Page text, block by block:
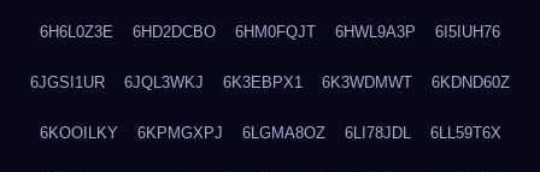
6H6L0Z3E 6HD2DCBO 6HM0FQJT 6HWL9A3P 6I5IUH76
6JGSI1UR 6JQL3WKJ 6K3EBPX1 6K3WDMWT 6KDND60Z
6KOOILKY 6KPMGXPJ 6LGMA8OZ 6LI78JDL 6LL59T6X